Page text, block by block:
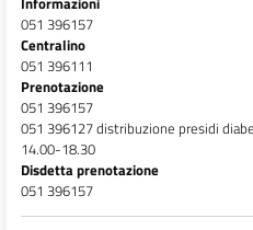
051 396157
Centralino
051 396111
Prenotazione
051 396157
051 396127 distribuzione presidi
14.00-18.30
Disdetta prenotazione
051 396157